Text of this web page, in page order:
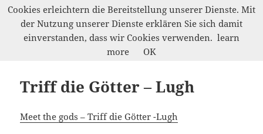
Werkelwald
Triff die Götter – Lugh
Meet the gods – Triff die Götter -Lugh
Cookies erleichtern die Bereitstellung unserer Dienste. Mit
der Nutzung unserer Dienste erklären Sie sich damit
einverstanden, dass wir Cookies verwenden. learn
more
OK